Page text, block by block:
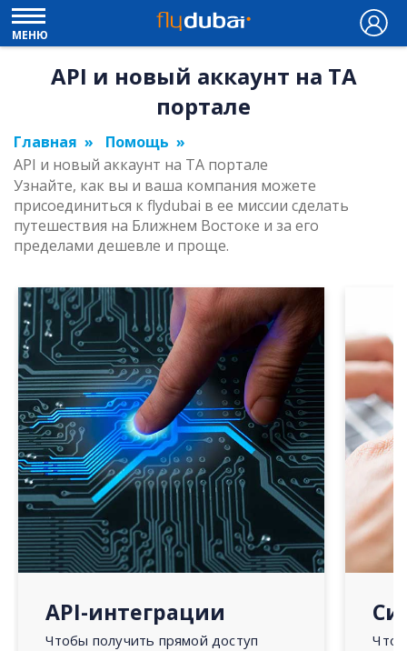
МЕНЮ
API и новый аккаунт на TA
портале
Главная
Помощь
API и новый аккаунт на TA портале
Узнайте, как вы и ваша компания можете
присоединиться к flydubai в ее миссии сделать
путешествия на Ближнем Востоке и за его
пределами дешевле и проще.
API-интеграции
Чтобы получить прямой доступ